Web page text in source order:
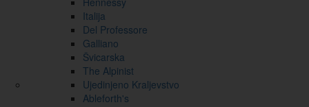
Italija
Del Professore
Galliano
Švicarska
The Alpinist
Ujedinjeno Kraljevstvo
Ableforth's